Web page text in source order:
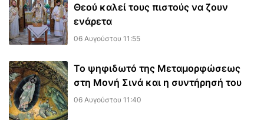
Θεού καλεί τους πιστούς να ζουν
ενάρετα
06 Αυγούστου 11:55
Το ψηφιδωτό της Μεταμορφώσεως
στη Μονή Σινά και η συντήρησή του
06 Αυγούστου 11:40